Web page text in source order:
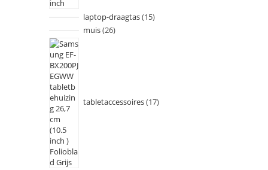
laptop-draagtas 15
muis 26
tabletaccessoires 17